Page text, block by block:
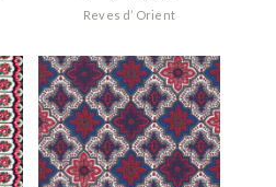
Reves d’ Orient